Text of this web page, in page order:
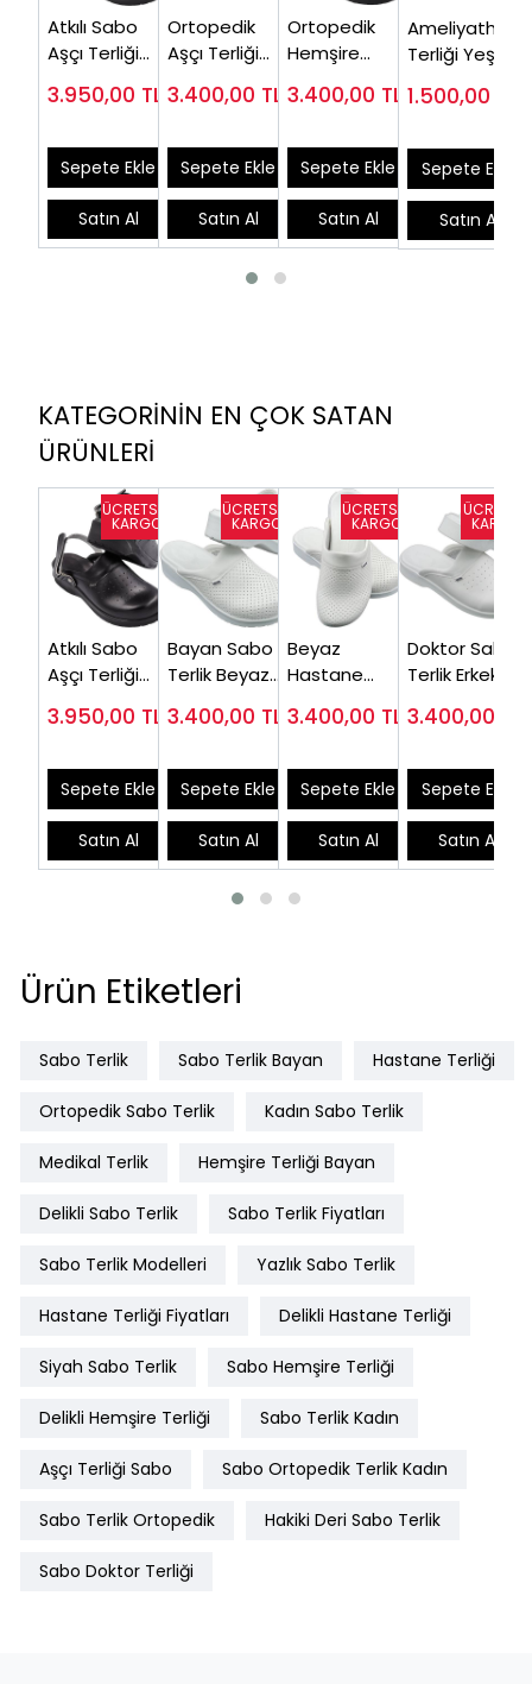
Atkılı Sabo
Aşçı Terliği
HDA126S
3.950,00 TL
Sepete Ekle
Satın Al
Ortopedik
Aşçı Terliği
HD333 (Çok
3.400,00 TL
Sepete Ekle
Satın Al
Ortopedik
Hemşire
Siyah HD202S
3.400,00 TL
Sepete Ekle
Satın Al
Ameliyathane
Terliği Yeşil
Çok Satılan)
1.500,00
Sepete Ekle
Satın Al
KATEGORİNİN EN ÇOK SATAN
ÜRÜNLERİ
Atkılı Sabo
Aşçı Terliği
HDA126S
3.950,00 TL
Sepete Ekle
Satın Al
Bayan Sabo
Terlik Beyaz
Satılan)
3.400,00 TL
Sepete Ekle
Satın Al
Beyaz
Hastane
HD666B (Çok
3.400,00 TL
Sepete Ekle
Satın Al
Doktor Sabo
Terlik Erkek
3.400,00
Sepete Ekle
Satın Al
Ürün Etiketleri
Sabo Terlik Sabo Terlik Bayan Hastane Terliği
Ortopedik Sabo Terlik Kadın Sabo Terlik
Medikal Terlik Hemşire Terliği Bayan
Delikli Sabo Terlik Sabo Terlik Fiyatları
Sabo Terlik Modelleri Yazlık Sabo Terlik
Hastane Terliği Fiyatları Delikli Hastane Terliği
Siyah Sabo Terlik Sabo Hemşire Terliği
Delikli Hemşire Terliği Sabo Terlik Kadın
Aşçı Terliği Sabo Sabo Ortopedik Terlik Kadın
Sabo Terlik Ortopedik Hakiki Deri Sabo Terlik
Sabo Doktor Terliği